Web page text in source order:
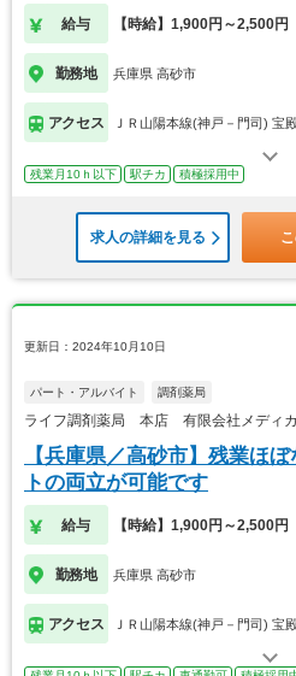
給与 【時給】1,900円～2,500円
勤務地 兵庫県 高砂市
アクセス ＪＲ山陽本線(神戸－門司) 宝
残業月10ｈ以下 駅チカ 積極採用中
求人の詳細を見る
更新日：2024年10月10日
パート・アルバイト 調剤薬局
ライフ調剤薬局 本店 有限会社メディカ
【兵庫県／高砂市】残業ほ
トの両立が可能です
給与 【時給】1,900円～2,500円
勤務地 兵庫県 高砂市
アクセス ＪＲ山陽本線(神戸－門司) 宝